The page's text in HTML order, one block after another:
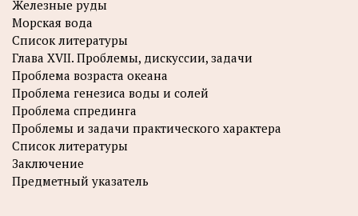
Железные руды
Морская вода
Список литературы
Глава XVII. Проблемы, дискуссии, задачи
Проблема возраста океана
Проблема генезиса воды и солей
Проблема спрединга
Проблемы и задачи практического характера
Список литературы
Заключение
Предметный указатель